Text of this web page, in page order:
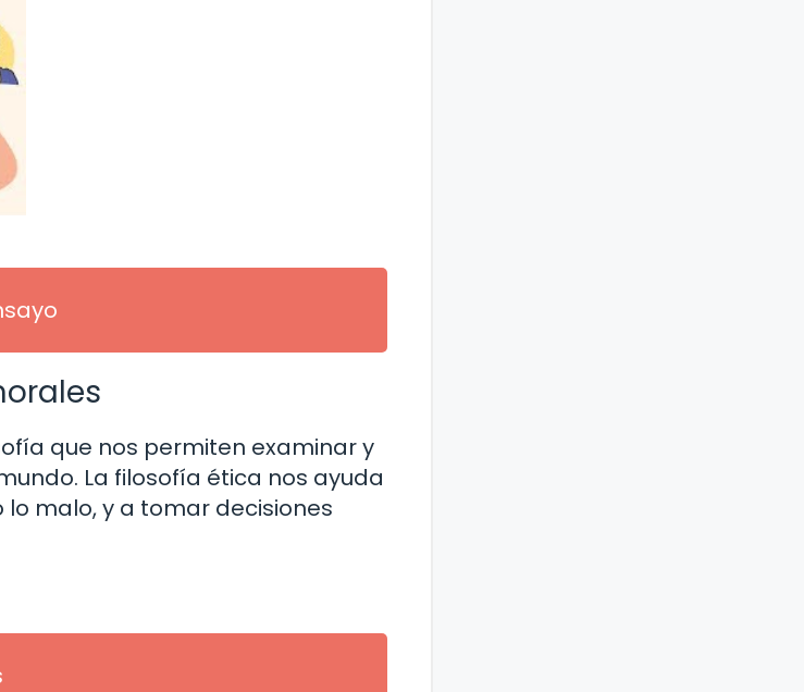
que nos permiten examinar y
La filosofía ética nos ayuda
malo, y a tomar decisiones